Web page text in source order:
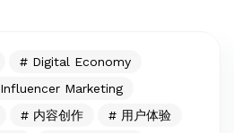
Digital Economy
Influencer Marketing
内容创作
用户体验